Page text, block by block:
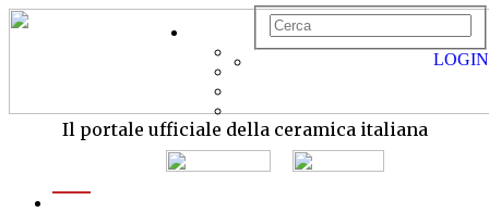
Il portale ufficiale della ceramica italiana
LOGIN